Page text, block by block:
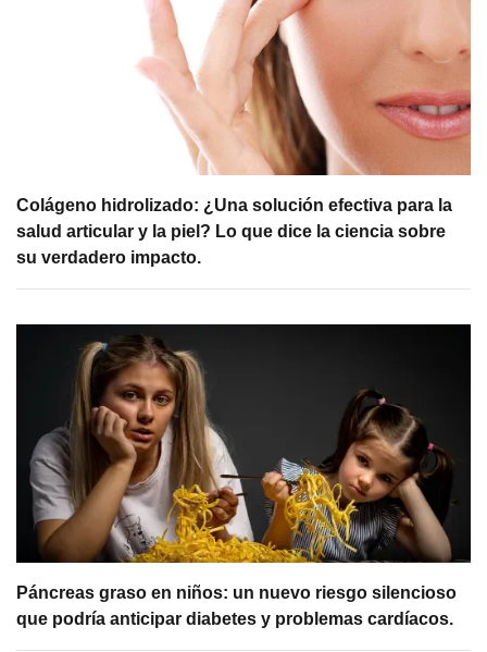
Colágeno hidrolizado: ¿Una solución efectiva para la
salud articular y la piel? Lo que dice la ciencia sobre
su verdadero impacto.
Páncreas graso en niños: un nuevo riesgo silencioso
que podría anticipar diabetes y problemas cardíacos.